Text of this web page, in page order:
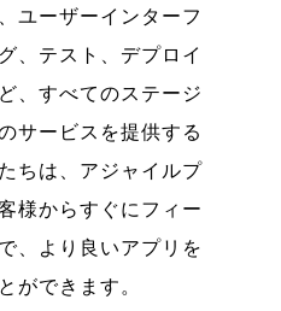
ユーザーインターフ
、テスト、デプロイ
、すべてのステージ
サービスを提供する
ちは、アジャイルプ
様からすぐにフィー
、より良いアプリを
ができます。